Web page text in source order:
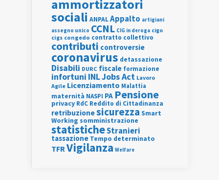
ammortizzatori
sociali ANPALAppalto artigiani
assegno unico CCNL CIG in deroga cigo
cigs congedo contratto collettivo
contributi controversie
coronavirus detassazione
Disabili DURC fiscale formazione
infortuni INLJobs Act Lavoro
Agile Licenziamento Malattia
maternità NASPI PA Pensione
privacy RdC Reddito di Cittadinanza
retribuzionesicurezza Smart
Working somministrazione
statisticheStranieri
tassazione Tempo determinato
TFRVigilanza Welfare